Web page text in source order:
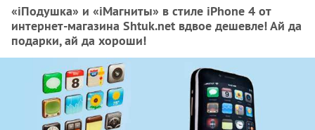
«iПодушка» и «iМагниты» в стиле iPhone 4 от
интернет-магазина Shtuk.net вдвое дешевле! Ай да
подарки, ай да хороши!